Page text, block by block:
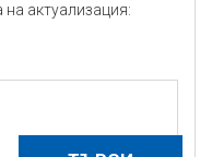
на актуализация: